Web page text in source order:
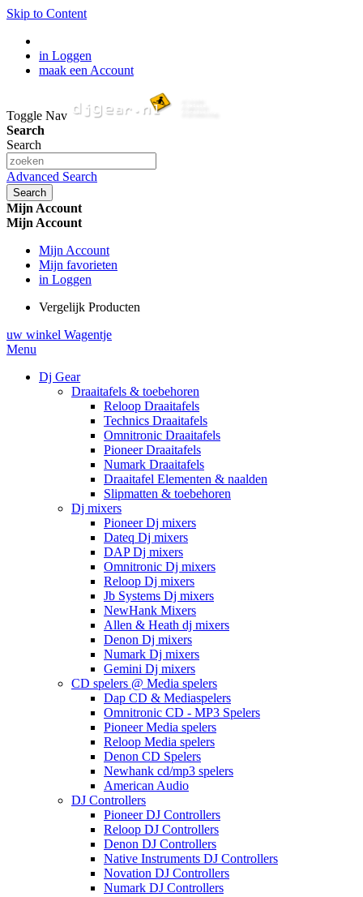
Skip to Content
in Loggen
maak een Account
Toggle Nav
Search
Search
Advanced Search
Search
Mijn Account
Mijn Account
Mijn Account
Mijn favorieten
in Loggen
Vergelijk Producten
uw winkel Wagentje
Menu
Dj Gear
Draaitafels & toebehoren
Reloop Draaitafels
Technics Draaitafels
Omnitronic Draaitafels
Pioneer Draaitafels
Numark Draaitafels
Draaitafel Elementen & naalden
Slipmatten & toebehoren
Dj mixers
Pioneer Dj mixers
Dateq Dj mixers
DAP Dj mixers
Omnitronic Dj mixers
Reloop Dj mixers
Jb Systems Dj mixers
NewHank Mixers
Allen & Heath dj mixers
Denon Dj mixers
Numark Dj mixers
Gemini Dj mixers
CD spelers @ Media spelers
Dap CD & Mediaspelers
Omnitronic CD - MP3 Spelers
Pioneer Media spelers
Reloop Media spelers
Denon CD Spelers
Newhank cd/mp3 spelers
American Audio
DJ Controllers
Pioneer DJ Controllers
Reloop DJ Controllers
Denon DJ Controllers
Native Instruments DJ Controllers
Novation DJ Controllers
Numark DJ Controllers